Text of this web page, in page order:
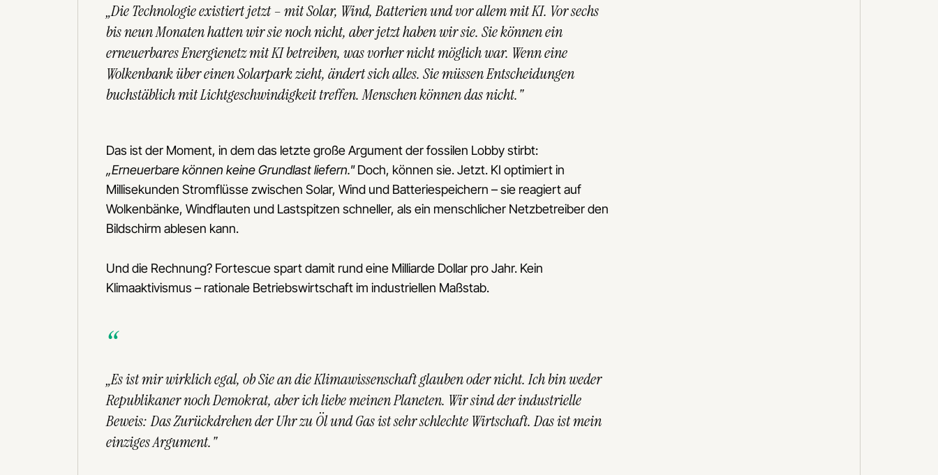
„Die Technologie existiert jetzt – mit Solar, Wind, Batterien und vor allem mit KI. Vor sechs
bis neun Monaten hatten wir sie noch nicht, aber jetzt haben wir sie. Sie können ein
erneuerbares Energienetz mit KI betreiben, was vorher nicht möglich war. Wenn eine
Wolkenbank über einen Solarpark zieht, ändert sich alles. Sie müssen Entscheidungen
buchstäblich mit Lichtgeschwindigkeit treffen. Menschen können das nicht."
Das ist der Moment, in dem das letzte große Argument der fossilen Lobby stirbt:
„Erneuerbare können keine Grundlast liefern."Doch, können sie. Jetzt. KI optimiert in
Millisekunden Stromflüsse zwischen Solar, Wind und Batteriespeichern – sie reagiert auf
Wolkenbänke, Windflauten und Lastspitzen schneller, als ein menschlicher Netzbetreiber den
Bildschirm ablesen kann.
Und die Rechnung? Fortescue spart damit rund eine Milliarde Dollar pro Jahr. Kein
Klimaaktivismus – rationale Betriebswirtschaft im industriellen Maßstab.
„Es ist mir wirklich egal, ob Sie an die Klimawissenschaft glauben oder nicht. Ich bin weder
Republikaner noch Demokrat, aber ich liebe meinen Planeten. Wir sind der industrielle
Beweis: Das Zurückdrehen der Uhr zu Öl und Gas ist sehr schlechte Wirtschaft. Das ist mein
einziges Argument."